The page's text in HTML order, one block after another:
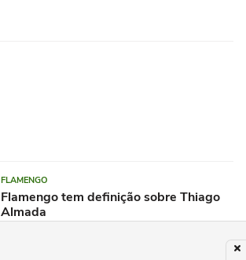
FLAMENGO
Flamengo tem definição sobre Thiago
Almada